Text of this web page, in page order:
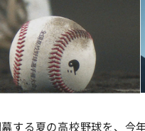
する夏の高校野球を、今